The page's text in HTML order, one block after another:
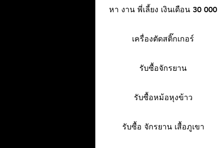
หา งาน พี่เลี้ยง เงินเดือน 30 000
เครื่องตัดสติ๊กเกอร์
รับซื้อจักรยาน
รับซื้อหม้อหุงข้าว
รับซื้อ จักรยาน เสื้อภูเขา